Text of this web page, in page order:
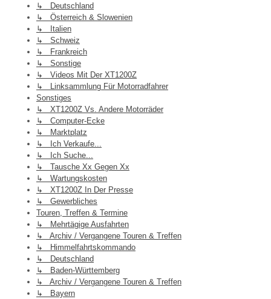
↳ Deutschland
↳ Österreich & Slowenien
↳ Italien
↳ Schweiz
↳ Frankreich
↳ Sonstige
↳ Videos Mit Der XT1200Z
↳ Linksammlung Für Motorradfahrer
Sonstiges
↳ XT1200Z Vs. Andere Motorräder
↳ Computer-Ecke
↳ Marktplatz
↳ Ich Verkaufe...
↳ Ich Suche...
↳ Tausche Xx Gegen Xx
↳ Wartungskosten
↳ XT1200Z In Der Presse
↳ Gewerbliches
Touren, Treffen & Termine
↳ Mehrtägige Ausfahrten
↳ Archiv / Vergangene Touren & Treffen
↳ Himmelfahrtskommando
↳ Deutschland
↳ Baden-Württemberg
↳ Archiv / Vergangene Touren & Treffen
↳ Bayern